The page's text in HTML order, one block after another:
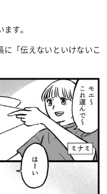
す。
「伝えないといけないこ